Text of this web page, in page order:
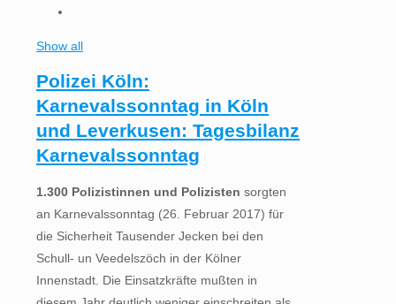
Show all
Polizei Köln:
Karnevalssonntag in Köln
und Leverkusen: Tagesbilanz
Karnevalssonntag
1.300 Polizistinnen und Polizisten sorgten
an Karnevalssonntag (26. Februar 2017) für
die Sicherheit Tausender Jecken bei den
Schull- un Veedelszöch in der Kölner
Innenstadt. Die Einsatzkräfte mußten in